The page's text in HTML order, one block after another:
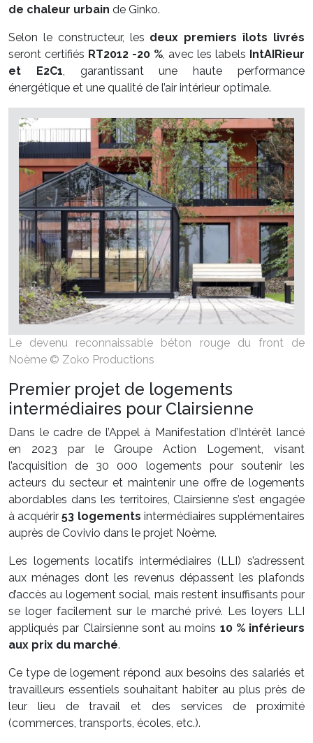
de chaleur urbain de Ginko.
Selon le constructeur, les deux premiers îlots livrés
seront certifiés RT2012 -20 %, avec les labels IntAIRieur
et E2C1, garantissant une haute performance
énergétique et une qualité de l’air intérieur optimale.
Le devenu reconnaissable béton rouge du front de
Noème © Zoko Productions
Premier projet de logements
intermédiaires pour Clairsienne
Dans le cadre de l’Appel à Manifestation d’Intérêt lancé
en 2023 par le Groupe Action Logement, visant
l’acquisition de 30 000 logements pour soutenir les
acteurs du secteur et maintenir une offre de logements
abordables dans les territoires, Clairsienne s’est engagée
à acquérir53 logements intermédiaires supplémentaires
auprès de Covivio dans le projet Noème.
Les logements locatifs intermédiaires (LLI) s’adressent
aux ménages dont les revenus dépassent les plafonds
d’accès au logement social, mais restent insuffisants pour
se loger facilement sur le marché privé. Les loyers LLI
appliqués par Clairsienne sont au moins 10 % inférieurs
aux prix du marché.
Ce type de logement répond aux besoins des salariés et
travailleurs essentiels souhaitant habiter au plus près de
leur lieu de travail et des services de proximité
(commerces, transports, écoles, etc.).